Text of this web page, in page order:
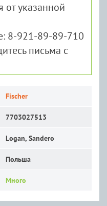
от указанной
8-921-89-89-710
письма с
Fischer
7703027513
Logan, Sandero
Польша
Много